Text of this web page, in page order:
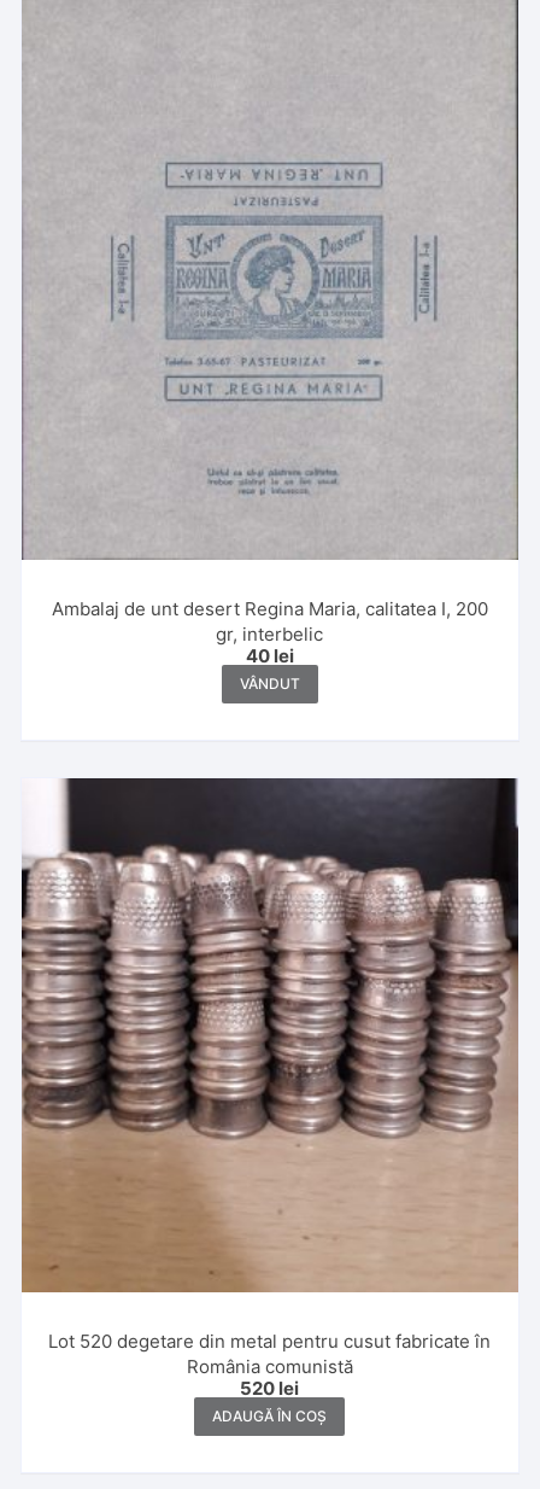
Ambalaj de unt desert Regina Maria, calitatea I, 200
gr, interbelic
40 lei
VÂNDUT
Lot 520 degetare din metal pentru cusut fabricate în
România comunistă
520 lei
ADAUGĂ ÎN COȘ